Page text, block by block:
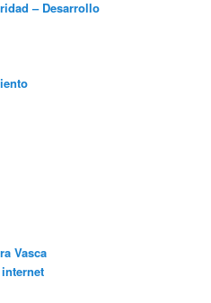
– Desarrollo
Vasca